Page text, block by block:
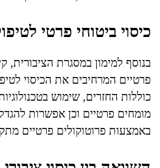
כיסוי ביטוחי פרטי
בנוסף למימון במסגרת הציבורית,
פרטיים המרחיבים את הכיסוי
כוללות החזרים, שימוש
מומחים פרטיים וכן אפשרות
באמצעות פרוטוקולים פרטיים